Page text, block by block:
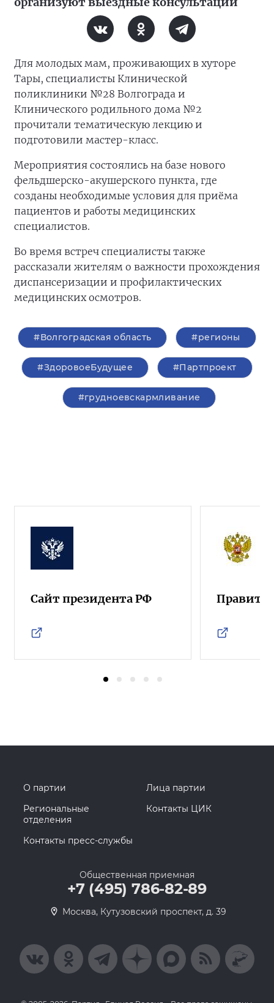
Для молодых мам, проживающих в хуторе
Тары, специалисты Клинической
поликлиники №28 Волгограда и
Клинического родильного дома №2
прочитали тематическую лекцию и
подготовили мастер-класс.
Мероприятия состоялись на базе нового
фельдшерско-акушерского пункта, где
созданы необходимые условия для приёма
пациентов и работы медицинских
специалистов.
Во время встреч специалисты также
рассказали жителям о важности прохождения
диспансеризации и профилактических
медицинских осмотров.
#Волгоградская область #регионы
#ЗдоровоеБудущее #Партпроект
#грудноевскармливание
Сайт президента РФ
О партии
Лица партии
Региональные
отделения
Контакты ЦИК
Контакты пресс-службы
Общественная приемная
+7 (495) 786-82-89
Москва, Кутузовский проспект, д. 39